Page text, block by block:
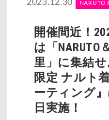
2023.12.30 NARUTO
開催間近！
は「NARUTO
里」に集結せ
限定 ナルト
ーティング
日実施！